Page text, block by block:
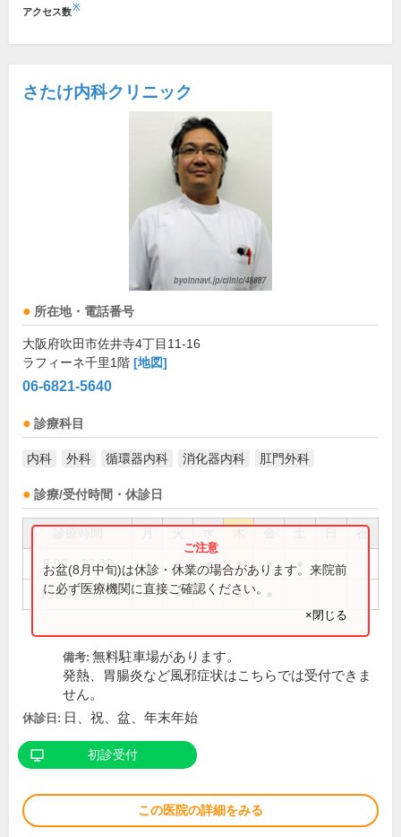
アクセス数※
さたけ内科クリニック
所在地・電話番号
大阪府吹田市佐井寺4丁目11-16
ラフィーネ千里1階 [地図]
06-6821-5640
診療科目
内科 外科 循環器内科 消化器内科 肛門外科
診療/受付時間・休診日
祝
9:00～12:00 ● ● ● ● ●
16:00～19:00 ● ● ●
お盆(8月中旬)は休診・休業の場合があります。来院前
に必ず医療機関に直接ご確認ください。
×閉じる
備考: 無料駐車場があります。
発熱、胃腸炎など風邪症状はこちらでは受付できま
せん。
休診日: 日、祝、盆、年末年始
初診受付
この医院の詳細をみる